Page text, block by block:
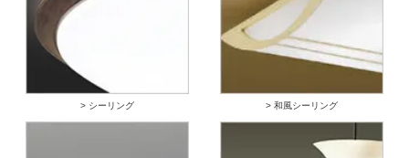
> シーリング > 和風シーリング